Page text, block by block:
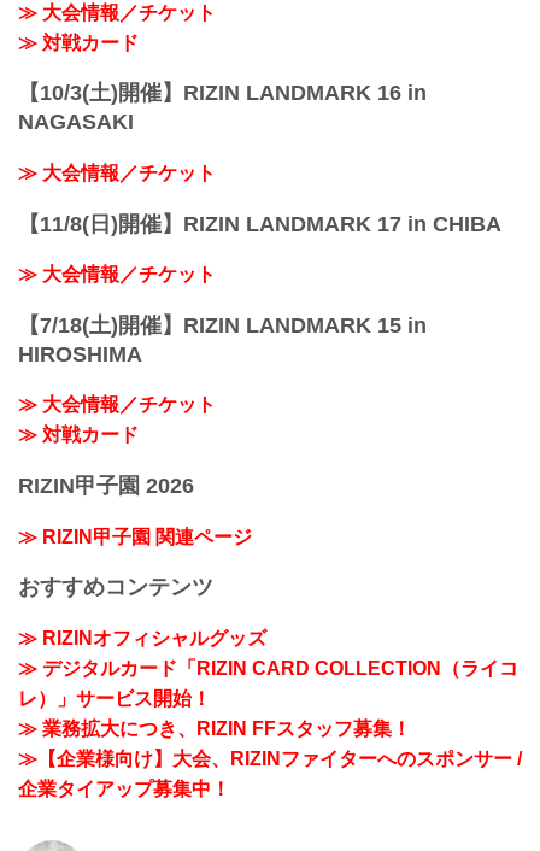
≫ 大会情報／チケット
≫ 対戦カード
【10/3(土)開催】RIZIN LANDMARK 16 in
NAGASAKI
≫ 大会情報／チケット
【11/8(日)開催】RIZIN LANDMARK 17 in CHIBA
≫ 大会情報／チケット
【7/18(土)開催】RIZIN LANDMARK 15 in
HIROSHIMA
≫ 大会情報／チケット
≫ 対戦カード
RIZIN甲子園 2026
≫ RIZIN甲子園 関連ページ
おすすめコンテンツ
≫ RIZINオフィシャルグッズ
≫ デジタルカード「RIZIN CARD COLLECTION（ライコ
レ）」サービス開始！
≫ 業務拡大につき、RIZIN FFスタッフ募集！
≫【企業様向け】大会、RIZINファイターへのスポンサー /
企業タイアップ募集中！